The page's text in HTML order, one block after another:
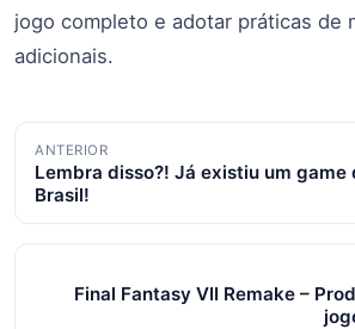
jogo completo e adotar práticas de
adicionais.
Navegação
de
posts
ANTERIOR
Lembra disso?! Já existiu um game
Brasil!
Final Fantasy VII Remake –